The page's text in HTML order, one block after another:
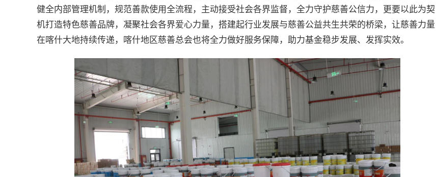
健全内部管理机制，规范善款使用全流程，主动接受社会各界监督，全力守护慈善公信力，更要以此为契
机打造特色慈善品牌，凝聚社会各界爱心力量，搭建起行业发展与慈善公益共生共荣的桥梁，让慈善力量
在喀什大地持续传递，喀什地区慈善总会也将全力做好服务保障，助力基金稳步发展、发挥实效。